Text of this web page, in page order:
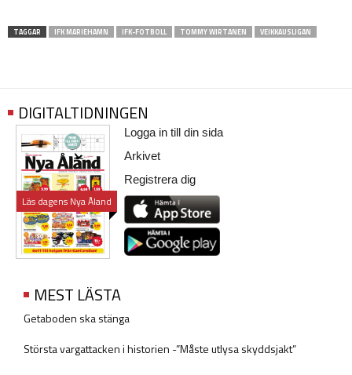
TAGGAR IFK MARIEHAMN IFK-FOTBOLL TOMMY WIRTANEN VEIKKAUSLIGAN
DIGITALTIDNINGEN
Läs dagens Nya Åland
Logga in till din sida
Arkivet
Registrera dig
MEST LÄSTA
Getaboden ska stänga
Största vargattacken i historien -”Måste utlysa skyddsjakt”